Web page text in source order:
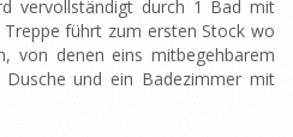
vervollständigt durch 1 Bad mit
führt zum ersten Stock wo
von denen eins mitbegehbarem
und ein Badezimmer mit